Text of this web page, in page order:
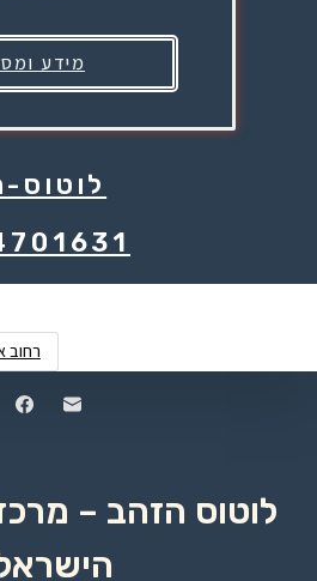
מידע
רחוב
לוטוס הזהב –